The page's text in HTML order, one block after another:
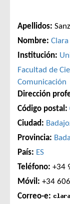
Apellidos:
Nombre: Clara
Institución:
Facultad de
Comunicación
Dirección
Código postal:
Ciudad:
Provincia:
País: ES
Teléfono: +34
Móvil: +34
Correo-e: